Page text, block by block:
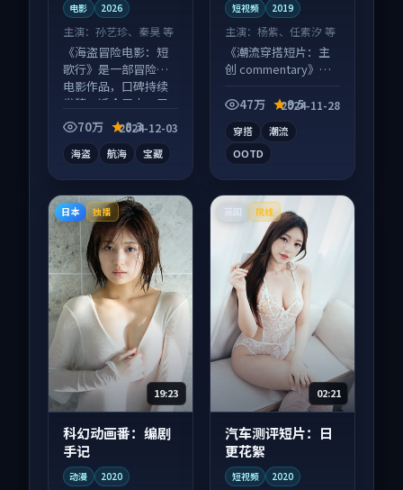
电影 2026
主演： 孙艺珍、秦昊 等
《海盗冒险电影：短
歌行》是一部冒险向
电影作品，口碑持续
发酵，适合周末一口
气刷完。
70万 8.3
2024-12-03
海盗 航海 宝藏
短视频 2019
主演：杨紫、任素汐 等
《潮流穿搭短片：主
创 commentary》是
品，片尾彩蛋别错
喜。
47万 9.5
2024-11-28
穿搭
潮流
OOTD
日本 独播
19:23
科幻动画番：编剧
手记
动漫 2020
院线
02:21
汽车测评短片：日
更花絮
短视频 2020